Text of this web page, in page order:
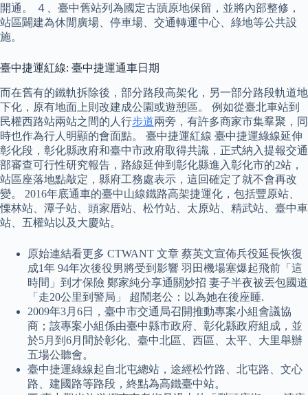
開通。 ４、臺中舊站列為國定古蹟原地保留，並將內部整修，
站區闢建為休閒廣場、停車場、交通轉運中心、綠地等公共設
施。
臺中捷運紅線: 臺中捷運通車日期
而在舊有的鐵軌拆除後，部分路段高架化，另一部分路段軌道地
下化，原有地面上則改建成公園或遊憩區。 例如從臺北車站到
民權西路站兩站之間的人行步道兩旁，有許多商家市集羣聚，同
時也作為行人明顯的會面點。 臺中捷運紅線 臺中捷運綠線延伸
彰化段，彰化縣政府和臺中市政府取得共識，正式納入提報交通
部審查可行性研究報告，路線延伸到彰化縣進入彰化市的2站，
站區座落地點敲定，縣府工務處表示，這回確定了就不會再改
變。 2016年底通車的臺中山線鐵路高架捷運化，包括豐原站、
慄林站、潭子站、頭家厝站、松竹站、太原站、精武站、臺中車
站、五權站以及大慶站。
原始連結看更多 CTWANT 文章 蔡英文宣佈兵役延長恢復
成1年 94年次後役男將受到影響 羽田機場塞爆起飛前「這
時間」到才保險 鄭家純分享通關妙招 妻子半夜被丟包國道
「走20公里到警局」 超鬧老公：以為她在後座睡.
2009年3月6日，臺中市交通局召開推動專案小組會議協
商；該專案小組係由臺中縣市政府、彰化縣政府組成，並
於5月到6月間於彰化、臺中北區、西區、太平、大里舉辦
五場公聽會。
臺中捷運綠線起自北屯總站，途經松竹路、北屯路、文心
路、建國路等路段，終點為高鐵臺中站。